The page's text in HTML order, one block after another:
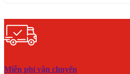
Miễn phí vận chuyển